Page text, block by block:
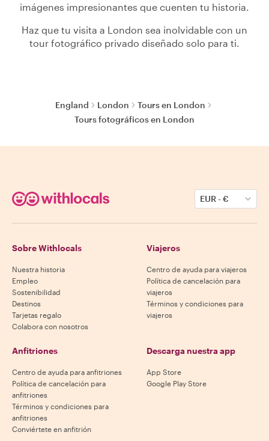
imágenes impresionantes que cuenten tu historia.
Haz que tu visita a London sea inolvidable con un
tour fotográfico privado diseñado solo para ti.
England London
Tours en London
Tours fotográficos en London
EUR-€
Sobre Withlocals
Nuestra historia
Empleo
Sostenibilidad
Destinos
Tarjetas regalo
Colabora con nosotros
Viajeros
Centro de ayuda para viajeros
Política de cancelación para
viajeros
Términos y condiciones para
viajeros
Anfitriones
Centro de ayuda para anfitriones
Política de cancelación para
anfitriones
Términos y condiciones para
anfitriones
Conviértete en anfitrión
Descarga nuestra app
App Store
Google Play Store